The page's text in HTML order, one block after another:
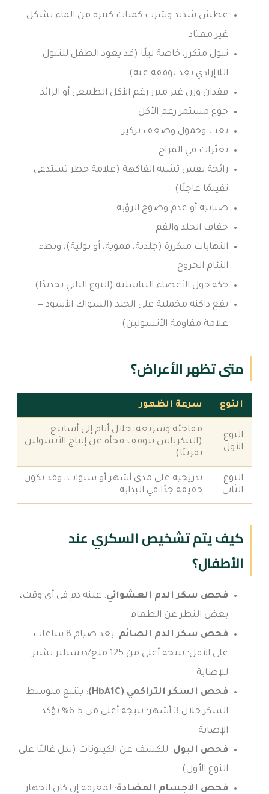
عطش شديد وشرب كميات كبيرة من الماء بشكل
غير معتاد
تبول متكرر، خاصة ليلًا (قد يعود الطفل للتبول
اللاإرادي بعد توقفه عنه)
فقدان وزن غير مبرر رغم الأكل الطبيعي أو الزائد
جوع مستمر رغم الأكل
تعب وخمول وضعف تركيز
تغيّرات في المزاج
رائحة نفس تشبه الفاكهة (علامة خطر تستدعي
تقييمًا عاجلًا)
ضبابية أو عدم وضوح الرؤية
جفاف الجلد والفم
التهابات متكررة (جلدية، فموية، أو بولية)، وبطء
التئام الجروح
حكة حول الأعضاء التناسلية (النوع الثاني تحديدًا)
بقع داكنة مخملية على الجلد (الشواك الأسود —
علامة مقاومة الأنسولين)
متى تظهر الأعراض؟
النوع سرعة الظهور
النوع
الأول
مفاجئة وسريعة، خلال أيام إلى أسابيع
(البنكرياس يتوقف فجأة عن إنتاج الأنسولين
تقريبًا)
النوع
الثاني
تدريجية على مدى أشهر أو سنوات، وقد تكون
خفيفة جدًا في البداية
كيف يتم تشخيص السكري عند
الأطفال؟
فحص سكر الدم العشوائي: عينة دم في أي وقت،
بغض النظر عن الطعام
فحص سكر الدم الصائم
: بعد صيام 8 ساعات
على الأقل؛ نتيجة أعلى من 125 ملغ/ديسيلتر تشير
للإصابة
فحص السكر التراكمي (HbA1C)
: يتتبع متوسط
السكر خلال 3 أشهر؛ نتيجة أعلى من 6.5% تؤكد
الإصابة
فحص البول: للكشف عن الكيتونات (تدل غالبًا على
النوع الأول)
فحص الأجسام المضادة: لمعرفة إن كان الجهاز